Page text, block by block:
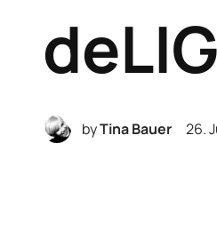
byTina Bauer 26.